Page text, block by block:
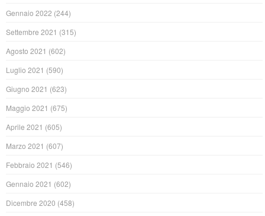
Gennaio 2022 (244)
Settembre 2021 (315)
Agosto 2021 (602)
Luglio 2021 (590)
Giugno 2021 (623)
Maggio 2021 (675)
Aprile 2021 (605)
Marzo 2021 (607)
Febbraio 2021 (546)
Gennaio 2021 (602)
Dicembre 2020 (458)